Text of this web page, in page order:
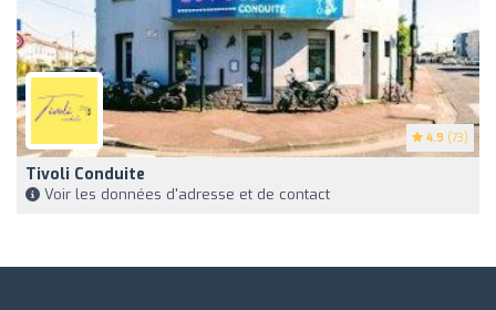
4.9 (73)
Tivoli Conduite
Voir les données d'adresse et de contact